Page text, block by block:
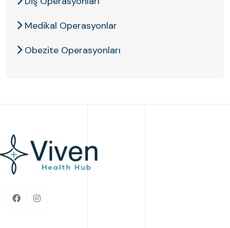
Medikal Operasyonlar
Obezite Operasyonları